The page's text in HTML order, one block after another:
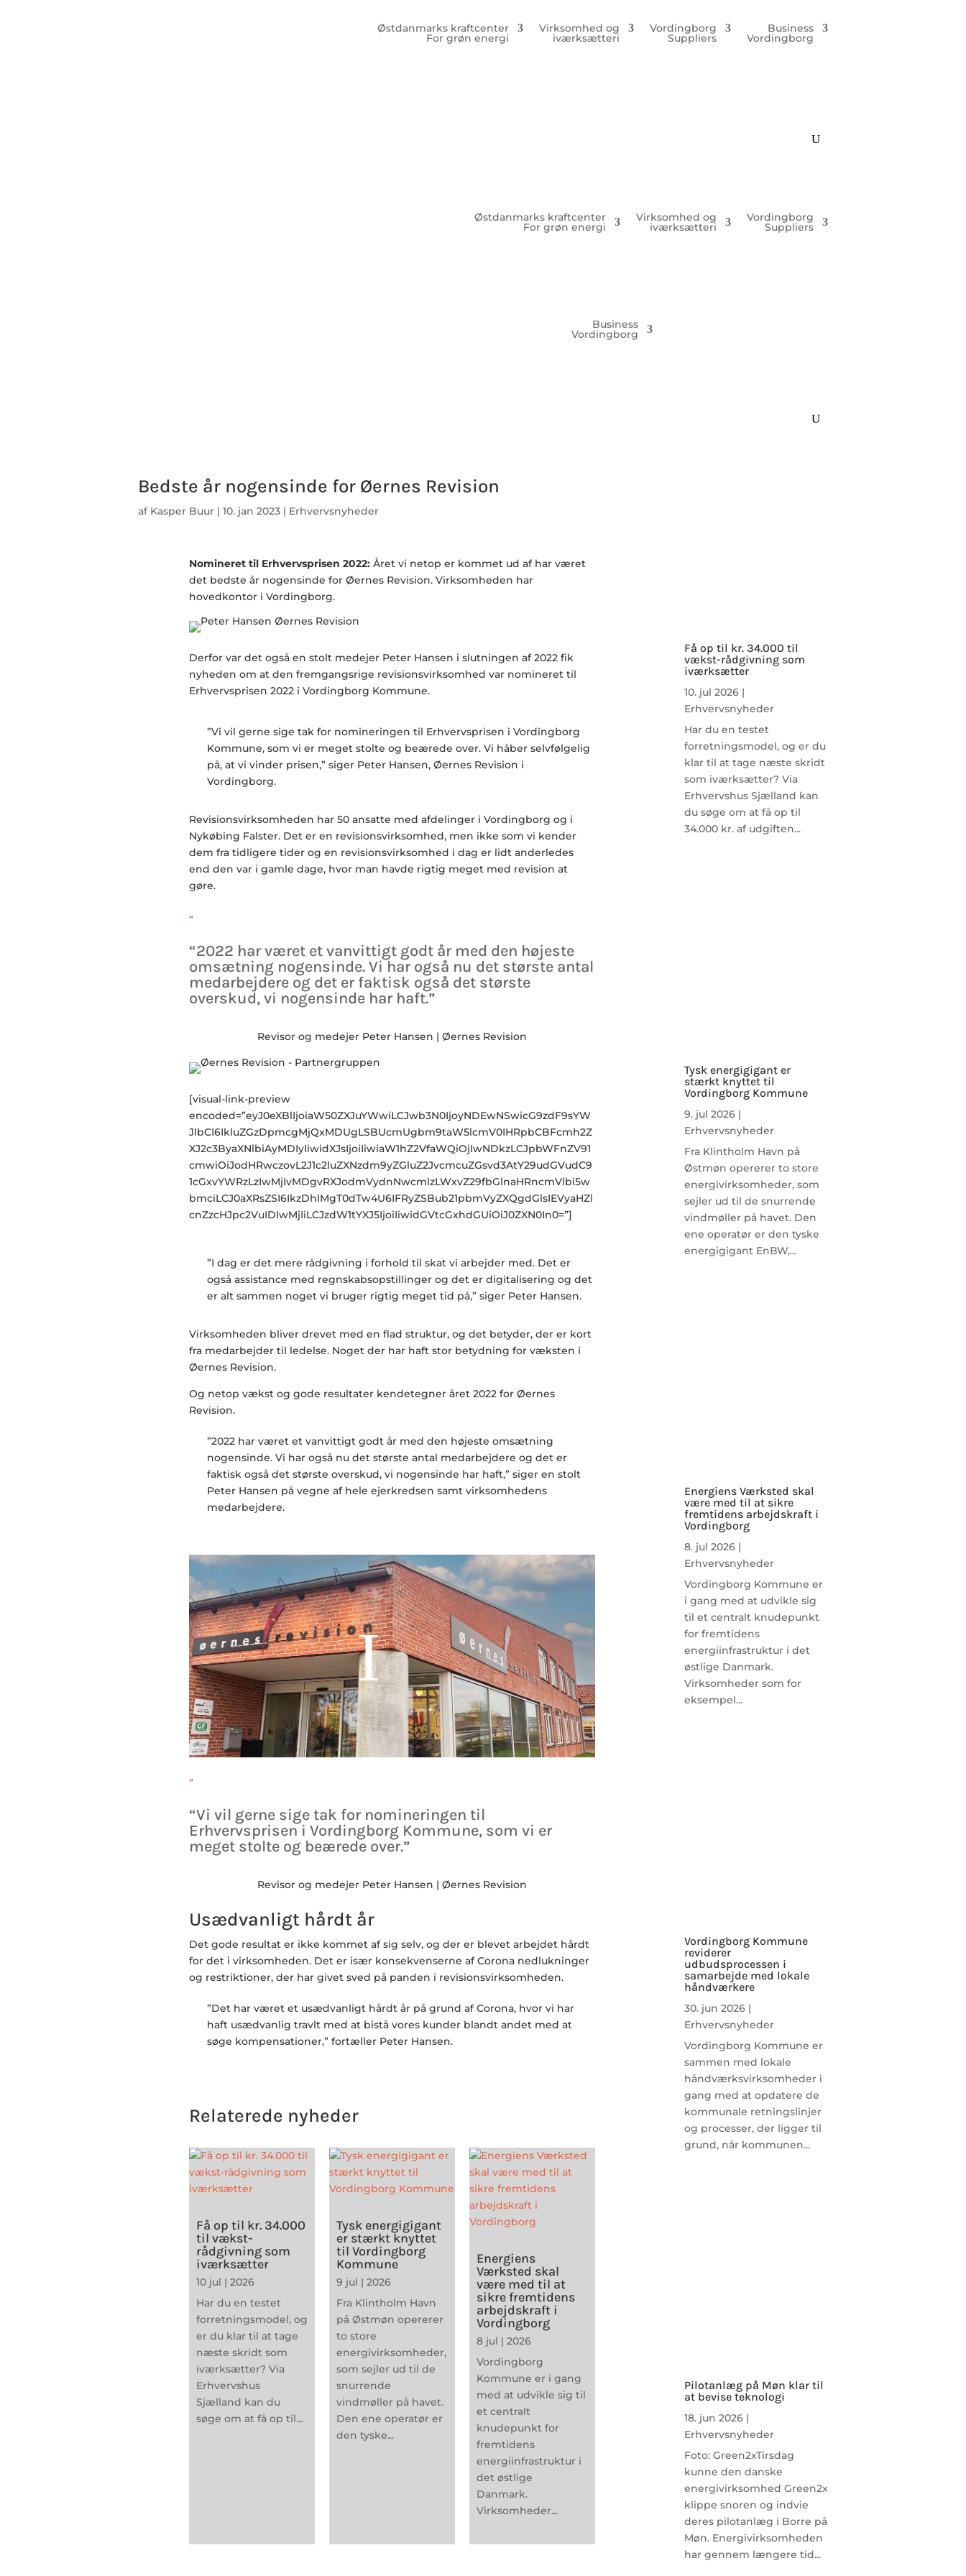
Østdanmarks kraftcenter
For grøn energi
Virksomhed og
iværksætteri
Vordingborg
Suppliers
Business
Vordingborg
Østdanmarks kraftcenter
For grøn energi
Virksomhed og
iværksætteri
Vordingborg
Suppliers
Business
Vordingborg
Bedste år nogensinde for Øernes Revision
af Kasper Buur | 10. jan 2023 | Erhvervsnyheder
Nomineret til Erhvervsprisen 2022: Året vi netop er kommet ud af har været
det bedste år nogensinde for Øernes Revision. Virksomheden har
hovedkontor i Vordingborg.
Derfor var det også en stolt medejer Peter Hansen i slutningen af 2022 fik
nyheden om at den fremgangsrige revisionsvirksomhed var nomineret til
Erhvervsprisen 2022 i Vordingborg Kommune.
”Vi vil gerne sige tak for nomineringen til Erhvervsprisen i Vordingborg
Kommune, som vi er meget stolte og beærede over. Vi håber selvfølgelig
på, at vi vinder prisen,” siger Peter Hansen, Øernes Revision i
Vordingborg.
Revisionsvirksomheden har 50 ansatte med afdelinger i Vordingborg og i
Nykøbing Falster. Det er en revisionsvirksomhed, men ikke som vi kender
dem fra tidligere tider og en revisionsvirksomhed i dag er lidt anderledes
end den var i gamle dage, hvor man havde rigtig meget med revision at
gøre.
“
“2022 har været et vanvittigt godt år med den højeste
omsætning nogensinde. Vi har også nu det største antal
medarbejdere og det er faktisk også det største
overskud, vi nogensinde har haft.”
Revisor og medejer Peter Hansen | Øernes Revision
[visual-link-preview
encoded=”eyJ0eXBlIjoiaW50ZXJuYWwiLCJwb3N0IjoyNDEwNSwicG9zdF9sYW
JlbCI6IkluZGzDpmcgMjQxMDUgLSBUcmUgbm9taW5lcmV0IHRpbCBFcmh2Z
XJ2c3ByaXNlbiAyMDIyIiwidXJsIjoiIiwiaW1hZ2VfaWQiOjIwNDkzLCJpbWFnZV91
cmwiOiJodHRwczovL2J1c2luZXNzdm9yZGluZ2JvcmcuZGsvd3AtY29udGVudC9
1cGxvYWRzLzIwMjIvMDgvRXJodmVydnNwcmlzLWxvZ29fbGlnaHRncmVlbi5w
bmciLCJ0aXRsZSI6IkzDhlMgT0dTw4U6IFRyZSBub21pbmVyZXQgdGlsIEVyaHZl
cnZzcHJpc2VuIDIwMjIiLCJzdW1tYXJ5IjoiIiwidGVtcGxhdGUiOiJ0ZXN0In0=”]
”I dag er det mere rådgivning i forhold til skat vi arbejder med. Det er
også assistance med regnskabsopstillinger og det er digitalisering og det
er alt sammen noget vi bruger rigtig meget tid på,” siger Peter Hansen.
Virksomheden bliver drevet med en flad struktur, og det betyder, der er kort
fra medarbejder til ledelse. Noget der har haft stor betydning for væksten i
Øernes Revision.
Og netop vækst og gode resultater kendetegner året 2022 for Øernes
Revision.
”2022 har været et vanvittigt godt år med den højeste omsætning
nogensinde. Vi har også nu det største antal medarbejdere og det er
faktisk også det største overskud, vi nogensinde har haft,” siger en stolt
Peter Hansen på vegne af hele ejerkredsen samt virksomhedens
medarbejdere.
“
“Vi vil gerne sige tak for nomineringen til
Erhvervsprisen i Vordingborg Kommune, som vi er
meget stolte og beærede over.”
Revisor og medejer Peter Hansen | Øernes Revision
Usædvanligt hårdt år
Det gode resultat er ikke kommet af sig selv, og der er blevet arbejdet hårdt
for det i virksomheden. Det er især konsekvenserne af Corona nedlukninger
og restriktioner, der har givet sved på panden i revisionsvirksomheden.
”Det har været et usædvanligt hårdt år på grund af Corona, hvor vi har
haft usædvanlig travlt med at bistå vores kunder blandt andet med at
søge kompensationer,” fortæller Peter Hansen.
Relaterede nyheder
Få op til kr. 34.000
til vækst-
rådgivning som
iværksætter
10 jul | 2026
Har du en testet
forretningsmodel, og
er du klar til at tage
næste skridt som
iværksætter? Via
Erhvervshus
Sjælland kan du
søge om at få op til...
Tysk energigigant
er stærkt knyttet
til Vordingborg
Kommune
9 jul | 2026
Fra Klintholm Havn
på Østmøn opererer
to store
energivirksomheder,
som sejler ud til de
snurrende
vindmøller på havet.
Den ene operatør er
den tyske...
Energiens
Værksted skal
være med til at
sikre fremtidens
arbejdskraft i
Vordingborg
8 jul | 2026
Vordingborg
Kommune er i gang
med at udvikle sig til
et centralt
knudepunkt for
fremtidens
energiinfrastruktur i
det østlige
Danmark.
Virksomheder...
Få op til kr. 34.000 til
vækst-rådgivning som
iværksætter
10. jul 2026|
Erhvervsnyheder
Har du en testet
forretningsmodel, og er du
klar til at tage næste skridt
som iværksætter? Via
Erhvervshus Sjælland kan
du søge om at få op til
34.000 kr. af udgiften...
Tysk energigigant er
stærkt knyttet til
Vordingborg Kommune
9. jul 2026|
Erhvervsnyheder
Fra Klintholm Havn på
Østmøn opererer to store
energivirksomheder, som
sejler ud til de snurrende
vindmøller på havet. Den
ene operatør er den tyske
energigigant EnBW,...
Energiens Værksted skal
være med til at sikre
fremtidens arbejdskraft i
Vordingborg
8. jul 2026|
Erhvervsnyheder
Vordingborg Kommune er
i gang med at udvikle sig
til et centralt knudepunkt
for fremtidens
energiinfrastruktur i det
østlige Danmark.
Virksomheder som for
eksempel...
Vordingborg Kommune
reviderer
udbudsprocessen i
samarbejde med lokale
håndværkere
30. jun 2026|
Erhvervsnyheder
Vordingborg Kommune er
sammen med lokale
håndværksvirksomheder i
gang med at opdatere de
kommunale retningslinjer
og processer, der ligger til
grund, når kommunen...
Pilotanlæg på Møn klar til
at bevise teknologi
18. jun 2026|
Erhvervsnyheder
Foto: Green2xTirsdag
kunne den danske
energivirksomhed Green2x
klippe snoren og indvie
deres pilotanlæg i Borre på
Møn. Energivirksomheden
har gennem længere tid...